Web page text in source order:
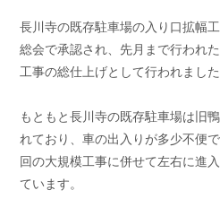
長川寺の既存駐車場の入り口拡幅
総会で承認され、先月まで行われ
工事の総仕上げとして行われました
もともと長川寺の既存駐車場は旧
れており、車の出入りが多少不便
回の大規模工事に併せて左右に進
ています。